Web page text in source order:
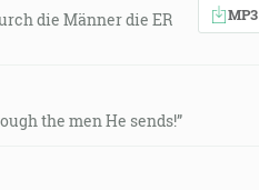
die Männer die ER
MP3
the men He sends!”